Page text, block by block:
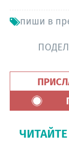
пиши в